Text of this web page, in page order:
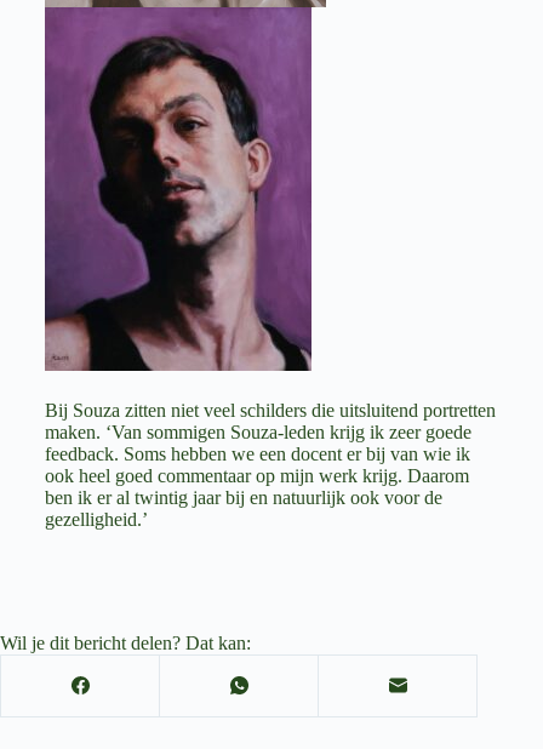
Bij Souza zitten niet veel schilders die uitsluitend portretten
maken. ‘Van sommigen Souza-leden krijg ik zeer goede
feedback. Soms hebben we een docent er bij van wie ik
ook heel goed commentaar op mijn werk krijg. Daarom
ben ik er al twintig jaar bij en natuurlijk ook voor de
gezelligheid.’
Wil je dit bericht delen? Dat kan: